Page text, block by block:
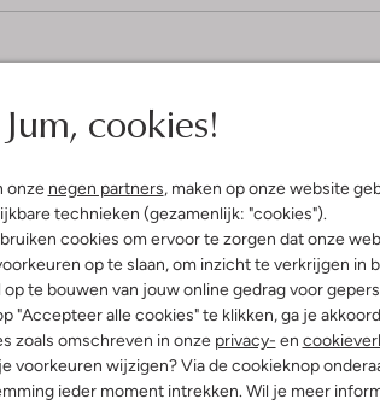
Jum, cookies!
onze negen partners, maken op onze website
technieken (gezamenlijk: "cookies").
cookies om ervoor te zorgen dat onze
op te slaan, om inzicht te verkrijgen in
op te bouwen van jouw online gedrag voor
"Accepteer alle cookies" te klikken, ga je
zoals omschreven in onze privacy- en
voorkeuren wijzigen? Via de cookieknop
ieder moment intrekken. Wil je meer
& Pasvorm
Textiel
Rubber
Klittenband
Ronde Neus
voetbed:Ja
Ontdek de
van
Perfect
park.
sneakers